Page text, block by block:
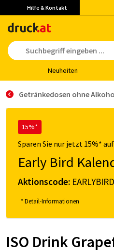
Hilfe & Kontakt
Neu­hei­ten
Getränkedosen ohne
15%*
Sparen Sie nur jetzt 15%*
Early Bird
Aktionscode:
* Detail-Informationen
ISO Drink